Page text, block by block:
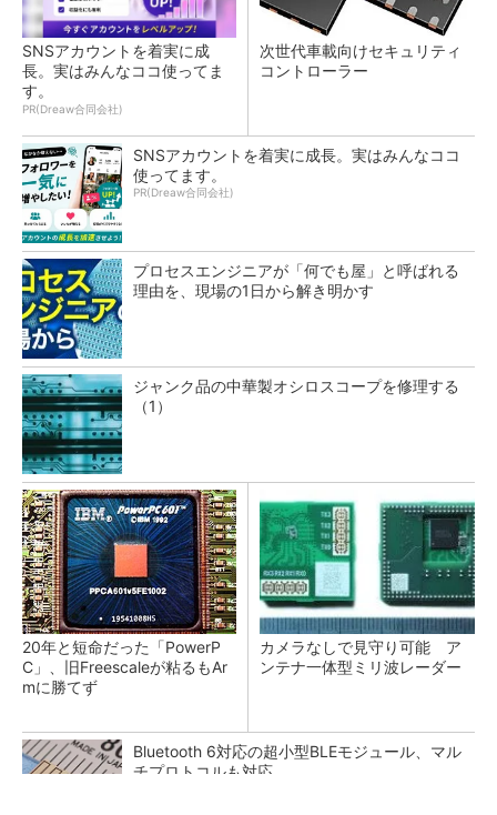
SNSアカウントを着実に成
長。実はみんなココ使ってま
す。
PR(Dreaw合同会社)
次世代車載向けセキュリティ
コントローラー
SNSアカウントを着実に成長。実はみんなココ
使ってます。
PR(Dreaw合同会社)
プロセスエンジニアが「何でも屋」と呼ばれる
理由を、現場の1日から解き明かす
ジャンク品の中華製オシロスコープを修理する
（1）
20年と短命だった「PowerP
C」、旧Freescaleが粘るもAr
mに勝てず
カメラなしで見守り可能 ア
ンテナ一体型ミリ波レーダー
Bluetooth 6対応の超小型BLEモジュール、マル
チプロトコルも対応